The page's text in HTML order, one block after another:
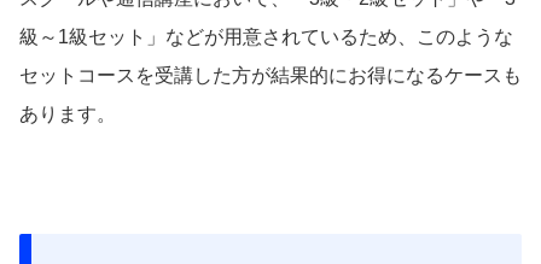
級～1級セット」などが用意されているため、このような
セットコースを受講した方が結果的にお得になるケースも
あります。